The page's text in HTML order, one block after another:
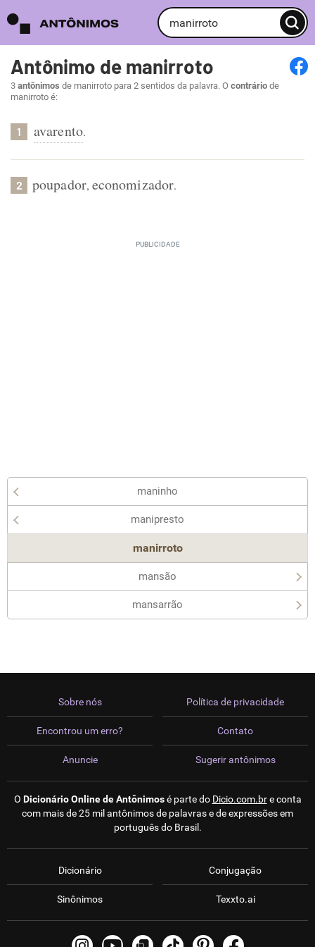
Antônimo de manirroto
3 antônimos de manirroto para 2 sentidos da palavra. O contrário de
manirroto é:
1 avarento.
2 poupador, economizador.
maninho
manipresto
manirroto
mansão
mansarrão
Sobre nós
Encontrou um erro?
Anuncie
Política de privacidade
Contato
Sugerir antônimos
O Dicionário Online de Antônimosé parte do Dicio.com.bre conta
com mais de 25 mil antônimos de palavras e de expressões em
português do Brasil.
Dicionário
Sinônimos
Conjugação
Texxto.ai